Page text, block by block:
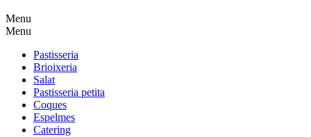
Menu
Menu
Pastisseria
Brioixeria
Salat
Pastisseria petita
Coques
Espelmes
Catering